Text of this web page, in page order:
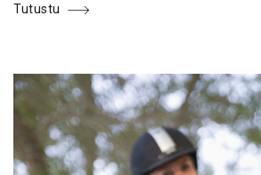
Tutustu